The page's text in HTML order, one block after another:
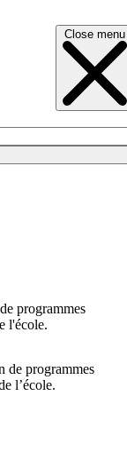
Close menu
programmes
l'école.
de programmes
l’école.